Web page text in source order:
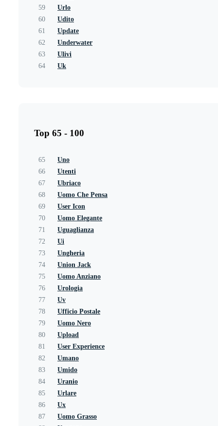
59
Urlo
60
Udito
61
Update
62
Underwater
63
Ulivi
64
Uk
Top 65 - 100
65
Uno
66
Utenti
67
Ubriaco
68
Uomo Che Pensa
69
User Icon
70
Uomo Elegante
71
Uguaglianza
72
Ui
73
Ungheria
74
Union Jack
75
Uomo Anziano
76
Urologia
77
Uv
78
Ufficio Postale
79
Uomo Nero
80
Upload
81
User Experience
82
Umano
83
Umido
84
Uranio
85
Urlare
86
Ux
87
Uomo Grasso